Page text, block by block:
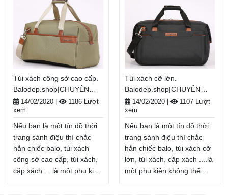
mang theo giày, bảo
quản đồ dùng cá nhân...
mà còn là một phụ kiện thời
trang giúp tôn lên cá
tính, gu thẩm mĩ của mỗi
người.
Balodep.shop|Chuyên túi
xách công sở giá rẻ, Balo-
Túi xách. Giao hàng toàn
quốc, Miễn phí đổi trả
hàng, thanh toán tiền khi
nhận hàng Xem thêm
mang theo giày, bảo
quản đồ dùng cá nhân...
mà còn là một phụ kiện thời
trang giúp tôn lên cá
tính, gu thẩm mĩ của mỗi
người.
Balodep.shop|Chuyên túi
xách công sở đẹp, Balo-Túi
xách. Giao hàng toàn quốc,
Miễn phí đổi trả hàng,
thanh toán tiền khi nhận
hàng Xem thêm
Túi xách công sở cao cấp.
Balodep.shop|CHUYÊN
BALO-TÚI XÁCH–VALI ĐẸP
14/02/2020
1186 Lượt
xem
Nếu bạn là một tín đồ thời
trang sành điệu thì chắc
hẳn chiếc balo, túi xách
công sở cao cấp, túi xách,
cặp xách ....là một phụ kiện
không thể thiếu. túi xách
Túi xách cỡ lớn.
Balodep.shop|CHUYÊN
BALO-TÚI XÁCH–VALI ĐẸP
14/02/2020
1107 Lượt
xem
Nếu bạn là một tín đồ thời
trang sành điệu thì chắc
hẳn chiếc balo, túi xách cỡ
lớn, túi xách, cặp xách ....là
một phụ kiện không thể
thiếu. túi xách cỡ lớn không